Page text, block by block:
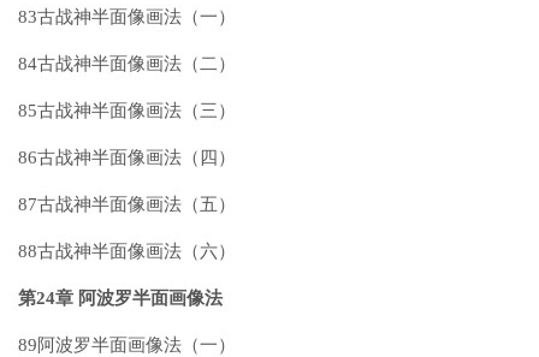
83古战神半面像画法（一）
84古战神半面像画法（二）
85古战神半面像画法（三）
86古战神半面像画法（四）
87古战神半面像画法（五）
88古战神半面像画法（六）
第24章 阿波罗半面画像法
89阿波罗半面画像法（一）